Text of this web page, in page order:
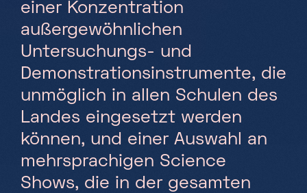
Luxembourg
Montag - Freitag
9h-17h
Samstag, Sonntag & Feiertage
einer Konzentration
außergewöhnlichen
Untersuchungs- und
Demonstrationsinstrumente, die
unmöglich in allen Schulen des
Landes eingesetzt werden
können, und einer Auswahl an
mehrsprachigen Science
Shows, die in der gesamten